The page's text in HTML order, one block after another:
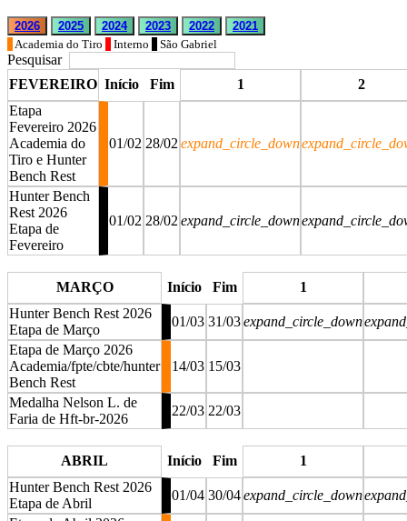
2026 2025 2024 2023 2022
2021
Academia do Tiro
Interno São Gabriel
Pesquisar
FEVEREIRO Início Fim 1
2
Etapa
Fevereiro 2026
Academia do
Tiro e Hunter
Bench Rest
01/02 28/02 expand_circle_down
Hunter Bench
Rest 2026
Etapa de
Fevereiro
01/02 28/02 expand_circle_down
MARÇO
Início Fim
1
Hunter Bench Rest 2026
Etapa de Março
01/03 31/03expand_circle_down
Etapa de Março 2026
Academia/fpte/cbte/hunter
Bench Rest
14/03 15/03
Medalha Nelson L. de
Faria de Hft-br-2026
22/03 22/03
ABRIL
Início Fim
1
Hunter Bench Rest 2026
Etapa de Abril
01/04 30/04expand_circle_down